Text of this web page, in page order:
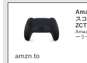
ス
ーラ
amzn.to